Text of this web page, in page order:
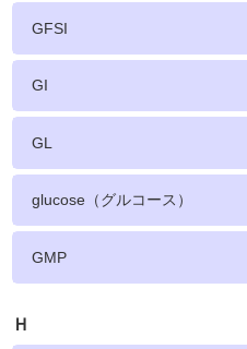
GFSI
GI
GL
glucose（グルコース）
GMP
Ｈ